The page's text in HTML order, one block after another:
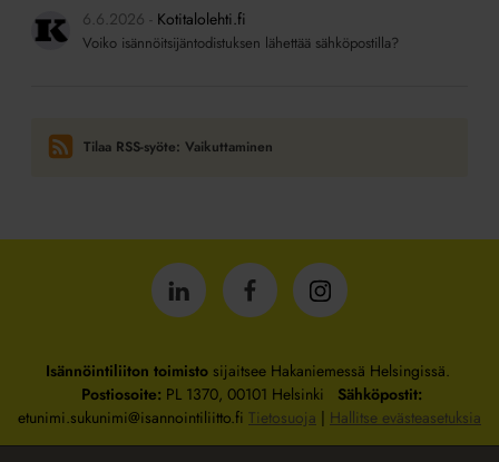
6.6.2026 Kotitalolehti.fi
Voiko isännöitsijäntodistuksen lähettää sähköpostilla?
Tilaa RSS-syöte: Vaikuttaminen
Isännöintiliitto
LinkedInissä
Isännöintiliitto
Facebookissa
Isännöintiliitto
Instagrammissa
Isännöintiliiton toimistosijaitsee Hakaniemessä Helsingissä.
Postiosoite: PL 1370, 00101 Helsinki Sähköpostit:
etunimi.sukunimi@isannointiliitto.fi Tietosuoja | Hallitse evästeasetuksia